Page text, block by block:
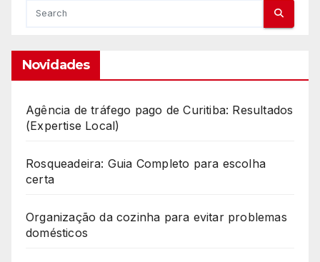
Novidades
Agência de tráfego pago de Curitiba: Resultados
(Expertise Local)
Rosqueadeira: Guia Completo para escolha
certa
Organização da cozinha para evitar problemas
domésticos